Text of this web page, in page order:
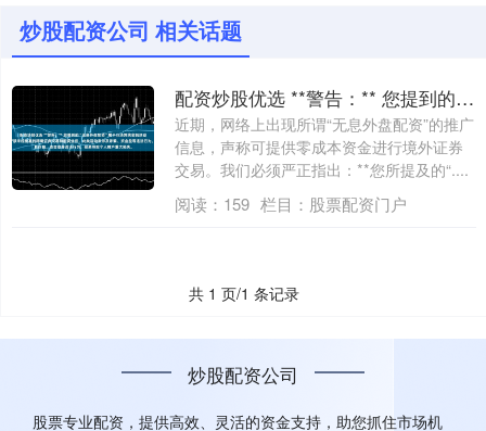
炒股配资公司 相关话题
配资炒股优选 **警告：** 您提到的“无息外盘配资”属于非法跨境金融活动，存在极高风险。我国法律严禁未经批准的跨境证券交易和配资业务，此类活动常涉及诈骗、资金盘等违法行为，极易导致个人财产重大损失。
近期，网络上出现所谓“无息外盘配资”的推广
信息，声称可提供零成本资金进行境外证券
交易。我们必须严正指出：**您所提及的“....
阅读： 159 栏目： 股票配资门户
共 1 页/1 条记录
炒股配资公司
股票专业配资，提供高效、灵活的资金支持，助您抓住市场机